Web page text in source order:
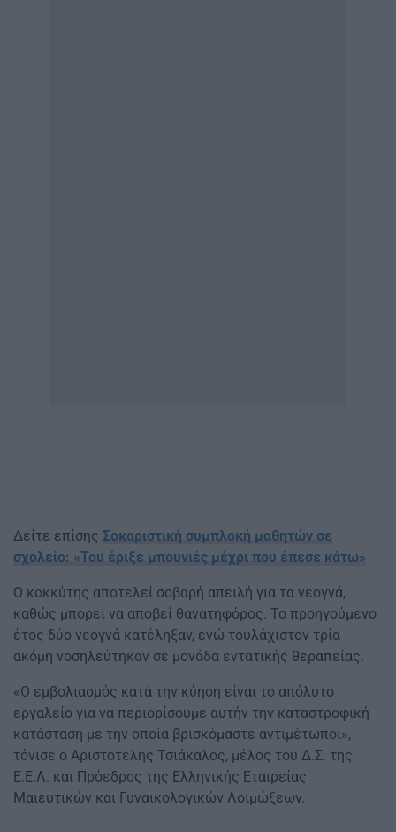
Δείτε επίσης Σοκαριστική συμπλοκή μαθητών σε
σχολείο: «Του έριξε μπουνιές μέχρι που έπεσε κάτω»
Ο κοκκύτης αποτελεί σοβαρή απειλή για τα νεογνά,
καθώς μπορεί να αποβεί θανατηφόρος. Το προηγούμενο
έτος δύο νεογνά κατέληξαν, ενώ τουλάχιστον τρία
ακόμη νοσηλεύτηκαν σε μονάδα εντατικής θεραπείας.
«Ο εμβολιασμός κατά την κύηση είναι το απόλυτο
εργαλείο για να περιορίσουμε αυτήν την καταστροφική
κατάσταση με την οποία βρισκόμαστε αντιμέτωποι»,
τόνισε ο Αριστοτέλης Τσιάκαλος, μέλος του Δ.Σ. της
Ε.Ε.Λ. και Πρόεδρος της Ελληνικής Εταιρείας
Μαιευτικών και Γυναικολογικών Λοιμώξεων.